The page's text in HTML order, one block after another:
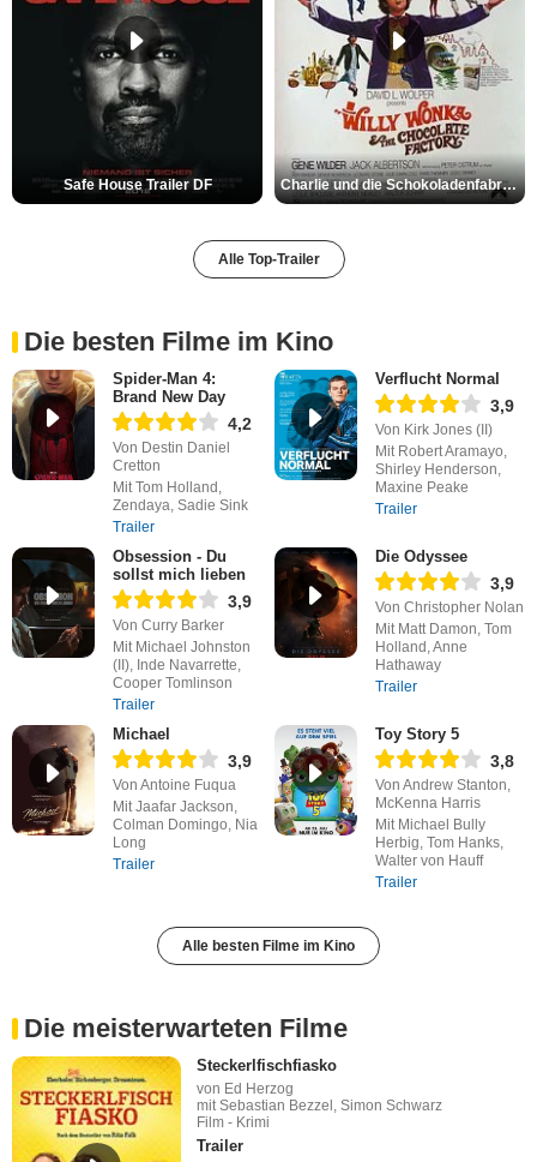
Safe House Trailer DF Charlie und die Schokoladenfabrik Trailer OV
Alle Top-Trailer
Die besten Filme im Kino
Spider-Man 4:
Brand New Day
4,2
Von Destin Daniel
Cretton
Mit Tom Holland,
Zendaya, Sadie Sink
Trailer
Verflucht Normal
3,9
Von Kirk Jones (II)
Mit Robert Aramayo,
Shirley Henderson,
Maxine Peake
Trailer
Obsession - Du
sollst mich lieben
3,9
Von Curry Barker
Mit Michael Johnston
(II), Inde Navarrette,
Cooper Tomlinson
Trailer
Die Odyssee
3,9
Von Christopher Nolan
Mit Matt Damon, Tom
Holland, Anne
Hathaway
Trailer
Michael
3,9
Von Antoine Fuqua
Mit Jaafar Jackson,
Colman Domingo, Nia
Long
Trailer
Toy Story 5
3,8
Von Andrew Stanton,
McKenna Harris
Mit Michael Bully
Herbig, Tom Hanks,
Walter von Hauff
Trailer
Alle besten Filme im Kino
Die meisterwarteten Filme
Steckerlfischfiasko
von Ed Herzog
mit Sebastian Bezzel, Simon Schwarz
Film - Krimi
Trailer